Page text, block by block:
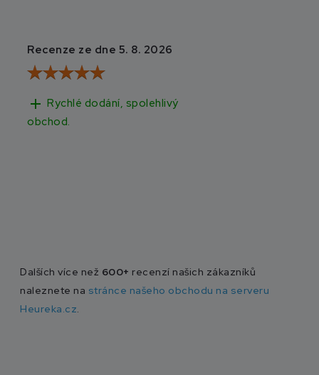
Recenze ze dne 5. 8. 2026
add Rychlé dodání, spolehlivý
obchod.
Dalších více než 600+ recenzí našich zákazníků
naleznete na stránce našeho obchodu na serveru
Heureka.cz.